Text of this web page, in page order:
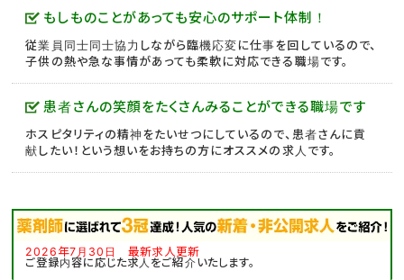
もしものことがあっても安心のサポート体制！
従業員同士同士協力しながら臨機応変に仕事を回しているので、
子供の熱や急な事情があっても柔軟に対応できる職場です。
患者さんの笑顔をたくさんみることができる職場です
ホスピタリティの精神をたいせつにしているので、患者さんに貢
献したい！という想いをお持ちの方にオススメの求人です。
2026年7月30日 最新求人更新
ご登録内容に応じた求人をご紹介いたします。